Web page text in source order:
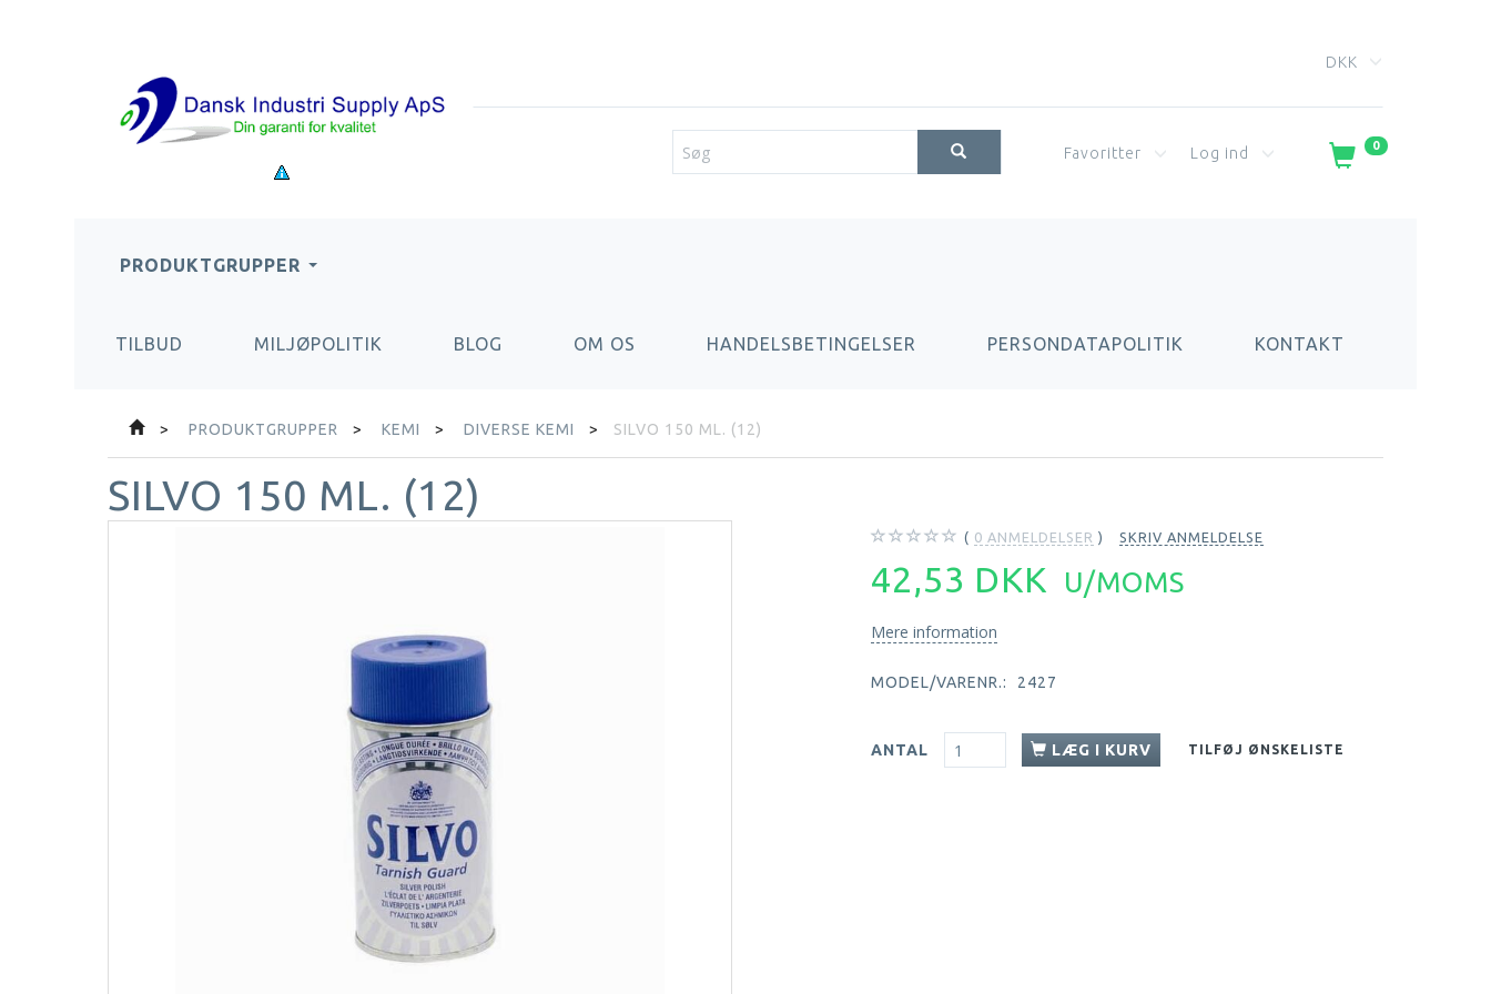
DKK
0
Favoritter Log ind
PRODUKTGRUPPER
TILBUD MILJØPOLITIK BLOG OM OS HANDELSBETINGELSER PERSONDATAPOLITIK KONTAKT
PRODUKTGRUPPER KEMI DIVERSE KEMI SILVO 150 ML. (12)
SILVO 150 ML. (12)
0 ANMELDELSER SKRIV ANMELDELSE
42,53 DKK U/MOMS
Mere information
MODEL/VARENR.: 2427
ANTAL LÆG I KURV TILFØJ ØNSKELISTE